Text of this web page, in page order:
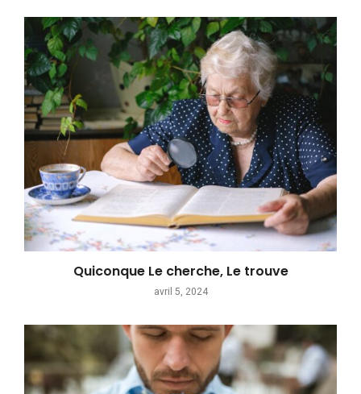
Quiconque Le cherche, Le trouve
avril 5, 2024